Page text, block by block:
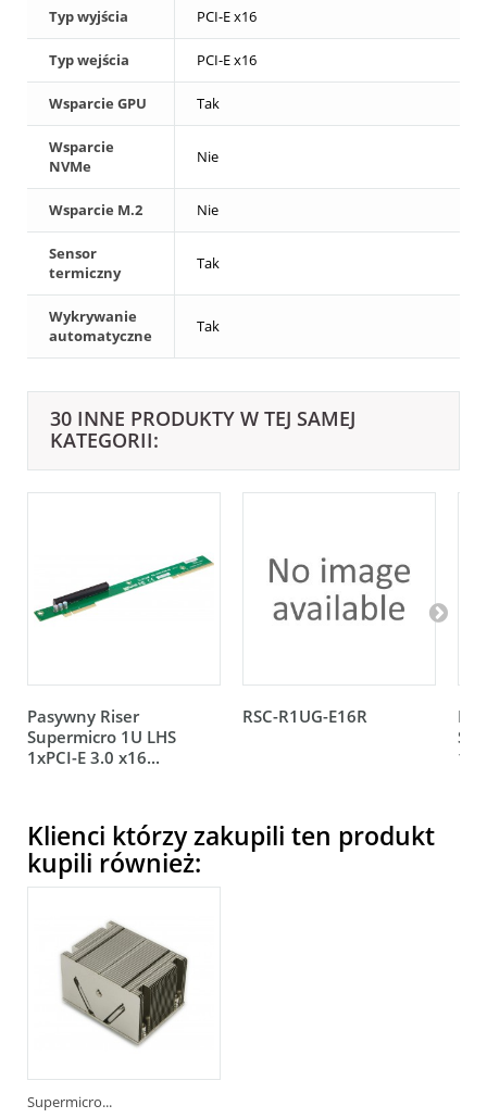
Typ wyjścia PCI-E x16
Typ wejścia PCI-E x16
Wsparcie GPU Tak
Wsparcie
NVMe
Nie
Wsparcie M.2 Nie
Sensor
termiczny
Tak
Wykrywanie
automatyczne
Tak
30 INNE PRODUKTY W TEJ SAMEJ
KATEGORII:
Pasywny Riser
Supermicro 1U LHS
1xPCI-E 3.0 x16...
RSC-R1UG-E16R
Klienci którzy zakupili ten produkt
kupili również:
Supermicro...